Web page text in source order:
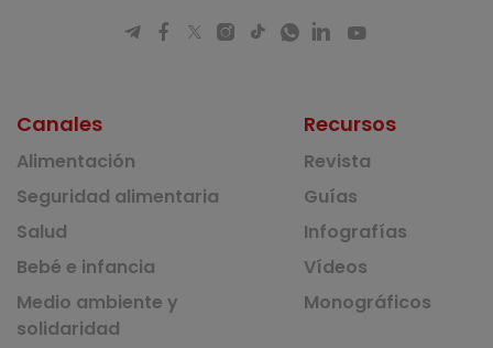
Canales
Alimentación
Seguridad alimentaria
Salud
Bebé e infancia
Medio ambiente y
solidaridad
Recursos
Revista
Guías
Infografías
Vídeos
Monográficos